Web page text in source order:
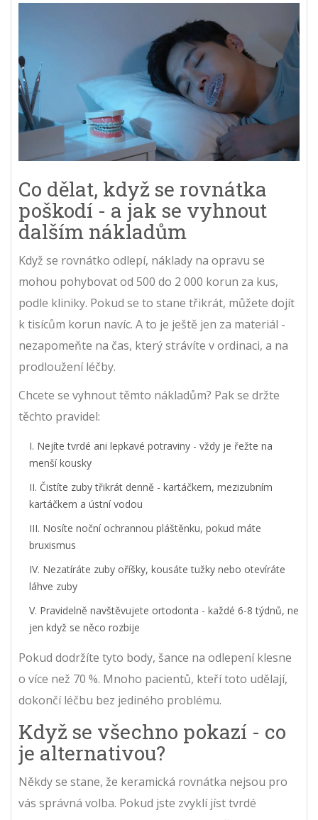
Co dělat, když se rovnátka
poškodí - a jak se vyhnout
dalším nákladům
Když se rovnátko odlepí, náklady na opravu se
mohou pohybovat od 500 do 2 000 korun za kus,
podle kliniky. Pokud se to stane třikrát, můžete dojít
k tisícům korun navíc. A to je ještě jen za materiál -
nezapomeňte na čas, který strávíte v ordinaci, a na
prodloužení léčby.
Chcete se vyhnout těmto nákladům? Pak se držte
těchto pravidel:
Nejíte tvrdé ani lepkavé potraviny - vždy je řežte na
menší kousky
Čistíte zuby třikrát denně - kartáčkem, mezizubním
kartáčkem a ústní vodou
Nosíte noční ochrannou pláštěnku, pokud máte
bruxismus
Nezatíráte zuby oříšky, kousáte tužky nebo otevíráte
láhve zuby
Pravidelně navštěvujete ortodonta - každé 6-8 týdnů, ne
jen když se něco rozbije
Pokud dodržíte tyto body, šance na odlepení klesne
o více než 70 %. Mnoho pacientů, kteří toto udělají,
dokončí léčbu bez jediného problému.
Když se všechno pokazí - co
je alternativou?
Někdy se stane, že keramická rovnátka nejsou pro
vás správná volba. Pokud jste zvyklí jíst tvrdé